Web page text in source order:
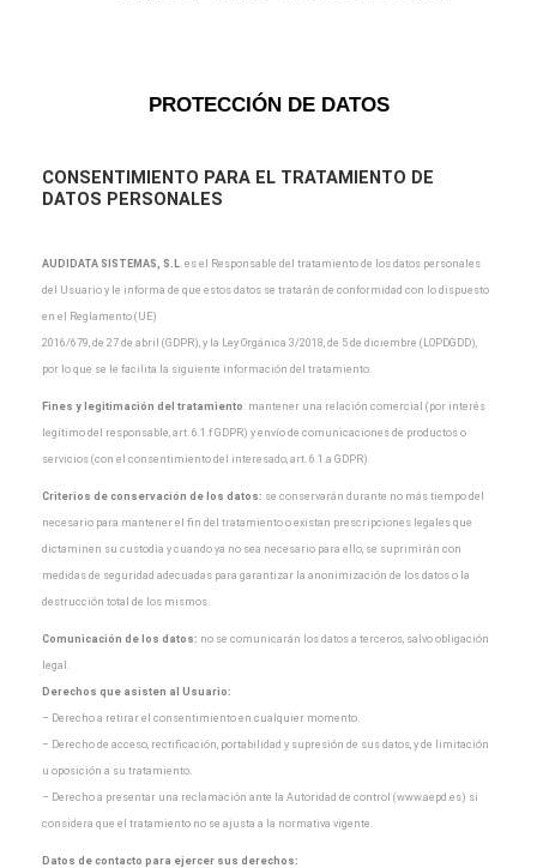
PROTECCIÓN DE DATOS
CONSENTIMIENTO PARA EL TRATAMIENTO DE
DATOS PERSONALES
AUDIDATA SISTEMAS, S.L es el Responsable del tratamiento de los datos personales
del Usuario y le informa de que estos datos se tratarán de conformidad con lo dispuesto
en el Reglamento (UE)
2016/679, de 27 de abril (GDPR), y la Ley Orgánica 3/2018, de 5 de diciembre (LOPDGDD),
por lo que se le facilita la siguiente información del tratamiento:
Fines y legitimación del tratamiento : mantener una relación comercial (por interés
legítimo del responsable, art. 6.1.f GDPR) y envío de comunicaciones de productos o
servicios (con el consentimiento del interesado, art. 6.1.a GDPR).
Criterios de conservación de los datos: se conservarán durante no más tiempo del
necesario para mantener el fin del tratamiento o existan prescripciones legales que
dictaminen su custodia y cuando ya no sea necesario para ello, se suprimirán con
medidas de seguridad adecuadas para garantizar la anonimización de los datos o la
destrucción total de los mismos.
Comunicación de los datos: no se comunicarán los datos a terceros, salvo obligación
legal.
Derechos que asisten al Usuario:
– Derecho a retirar el consentimiento en cualquier momento.
– Derecho de acceso, rectificación, portabilidad y supresión de sus datos, y de limitación
u oposición a su tratamiento.
– Derecho a presentar una reclamación ante la Autoridad de control (www.aepd.es) si
considera que el tratamiento no se ajusta a la normativa vigente.
Datos de contacto para ejercer sus derechos: